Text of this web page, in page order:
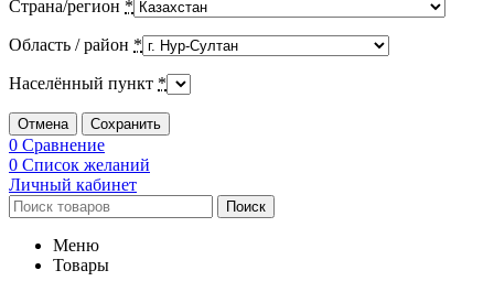
Страна/регион *
Область / район *
Населённый пункт *
Отмена Сохранить
0 Сравнение
0 Список желаний
Личный кабинет
Поиск
Меню
Товары